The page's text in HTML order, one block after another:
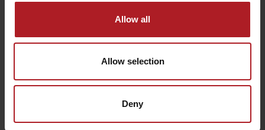
Allow all
Allow selection
Deny
Mountain hotel Kralova
ebike charging station